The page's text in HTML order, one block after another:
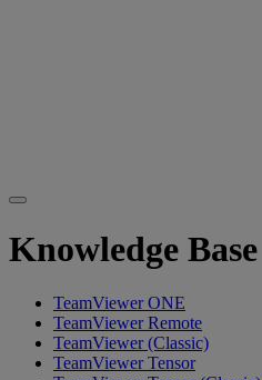
Knowledge Base
TeamViewer ONE
TeamViewer Remote
TeamViewer (Classic)
TeamViewer Tensor